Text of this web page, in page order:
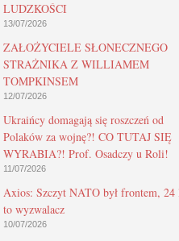
LUDZKOŚCI
13/07/2026
ZAŁOŻYCIELE SŁONECZNEGO
STRAŻNIKA Z WILLIAMEM
TOMPKINSEM
12/07/2026
Ukraińcy domagają się roszczeń od
Polaków za wojnę?! CO TUTAJ SIĘ
WYRABIA?! Prof. Osadczy u Roli!
11/07/2026
Axios: Szczyt NATO był frontem, 24
to wyzwalacz
10/07/2026